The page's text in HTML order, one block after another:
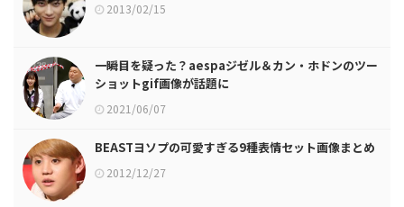
2013/02/15
一瞬目を疑った？aespaジゼル＆カン・ホドンのツー
ショットgif画像が話題に
2021/06/07
BEASTヨソプの可愛すぎる9種表情セット画像まとめ
2012/12/27